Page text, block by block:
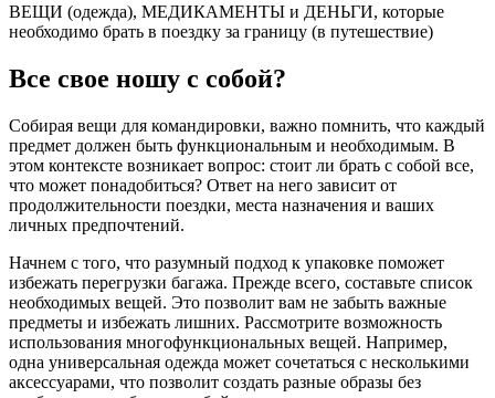
ВЕЩИ (одежда), МЕДИКАМЕНТЫ и ДЕНЬГИ, которые
необходимо брать в поездку за границу (в путешествие)
Все свое ношу с собой?
Собирая вещи для командировки, важно помнить, что каждый
предмет должен быть функциональным и необходимым. В
этом контексте возникает вопрос: стоит ли брать с собой все,
что может понадобиться? Ответ на него зависит от
продолжительности поездки, места назначения и ваших
личных предпочтений.
Начнем с того, что разумный подход к упаковке поможет
избежать перегрузки багажа. Прежде всего, составьте список
необходимых вещей. Это позволит вам не забыть важные
предметы и избежать лишних. Рассмотрите возможность
использования многофункциональных вещей. Например,
одна универсальная одежда может сочетаться с несколькими
аксессуарами, что позволит создать разные образы без